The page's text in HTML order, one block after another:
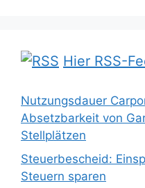
Hier RSS-
Nutzungsdauer
Absetzbarkeit von
Stellplätzen
Steuerbescheid:
Steuern sparen